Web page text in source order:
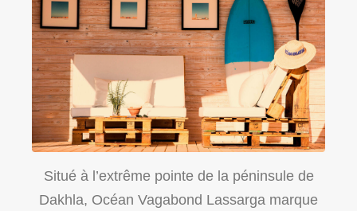
Situé à l’extrême pointe de la péninsule de
Dakhla, Océan Vagabond Lassarga marque